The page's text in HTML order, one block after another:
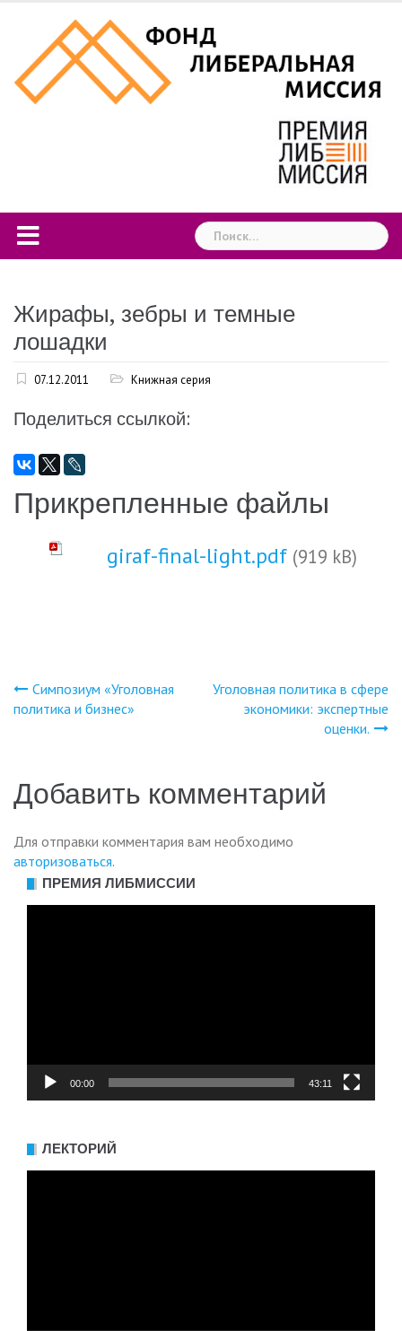
content
Найти:
Жирафы, зебры и темные
лошадки
07.12.2011 Книжная серия
Поделиться ссылкой:
Прикрепленные файлы
giraf-final-light.pdf (919 kB)
Навигация
записям
Симпозиум «Уголовная
политика и бизнес»
Уголовная политика в сфере
экономики: экспертные
оценки.
Добавить комментарий
Для отправки комментария вам необходимо
авторизоваться.
ПРЕМИЯ ЛИБМИССИИ
00:00 43:11
ЛЕКТОРИЙ